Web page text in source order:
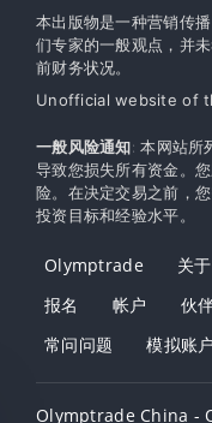
本出版物是一种营销传
们专家的一般观点，并
前财务状况。
Unofficial website of
一般风险通知: 本网站所
导致您损失所有资金。
险。在决定交易之前，
投资目标和经验水平。
Olymptrade 关
报名
帐户 伙
常问问题
模拟账户
Olymptrade China -